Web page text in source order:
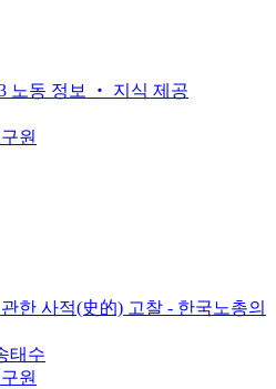
노동 정보 ‧ 지식 제공
원
한 사적(史的) 고찰 - 한국노총의
태수
원